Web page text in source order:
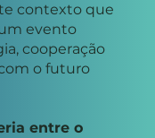
contexto que
evento
cooperação
o futuro
entre o